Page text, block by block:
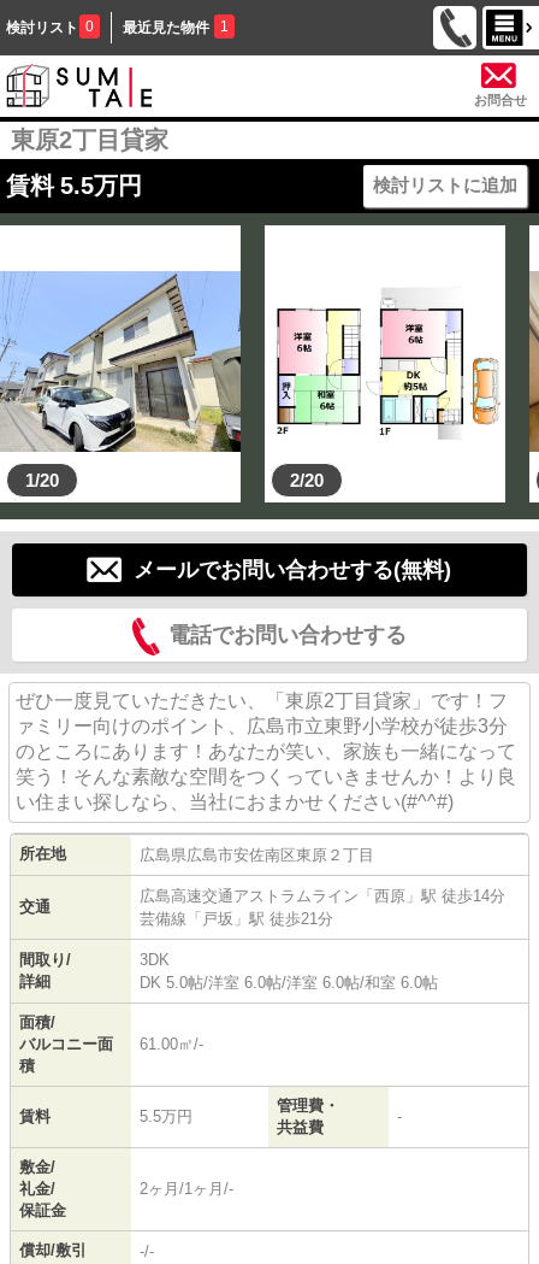
検討リスト 0 最近見た物件 1
お問合せ
東原2丁目貸家
賃料 5.5万円 検討リストに追加
1/20 2/20
メールでお問い合わせする(無料)
電話でお問い合わせする
ぜひ一度見ていただきたい、「東原2丁目貸家」です！フ
ァミリー向けのポイント、広島市立東野小学校が徒歩3分
のところにあります！あなたが笑い、家族も一緒になって
笑う！そんな素敵な空間をつくっていきませんか！より良
い住まい探しなら、当社におまかせください(#^^#)
所在地 広島県広島市安佐南区東原 ２丁目
交通
広島高速交通アストラムライン 「 西原 」駅 徒歩14分
芸備線 「 戸坂 」駅 徒歩21分
間取り/
詳細
3DK
DK 5.0帖/洋室 6.0帖/洋室 6.0帖/和室 6.0帖
面積/
バルコニー面
積
61.00㎡/-
賃料 5.5万円
管理費・
共益費
-
敷金/
礼金/
保証金
2ヶ月/1ヶ月/-
償却/敷引 -/-